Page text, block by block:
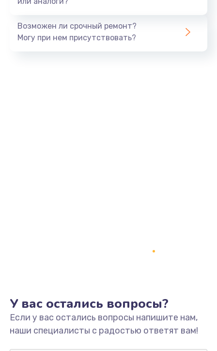
550 руб.
Не включается
1400 руб.
Заказать
Возможен ли срочный ремонт?
Могу при нем присутствовать?
У вас остались вопросы?
Если у вас остались вопросы напишите нам,
наши специалисты с радостью ответят вам!